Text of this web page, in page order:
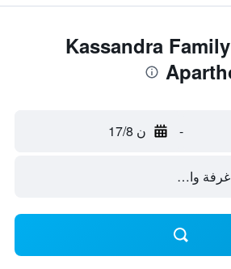
أفضل صفقات Kassandra Family
- ن 17/8